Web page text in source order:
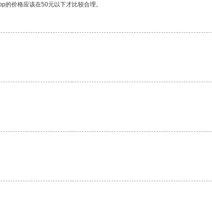
价格应该在50元以下才比较合理。